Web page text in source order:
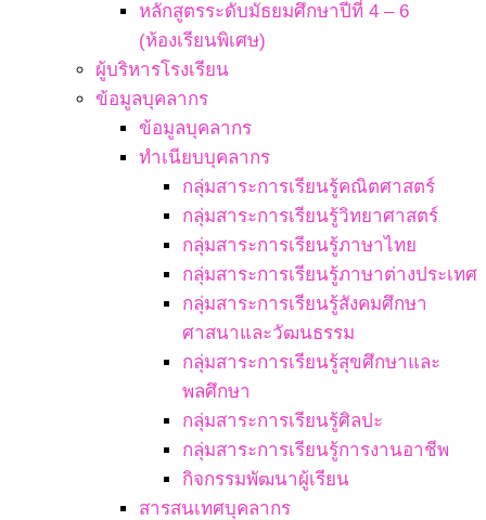
หลักสูตรระดับมัธยมศึกษาปีที่ 4 – 6
(ห้องเรียนพิเศษ)
ผู้บริหารโรงเรียน
ข้อมูลบุคลากร
ข้อมูลบุคลากร
ทำเนียบบุคลากร
กลุ่มสาระการเรียนรู้คณิตศาสตร์
กลุ่มสาระการเรียนรู้วิทยาศาสตร์
กลุ่มสาระการเรียนรู้ภาษาไทย
กลุ่มสาระการเรียนรู้ภาษาต่างประเทศ
กลุ่มสาระการเรียนรู้สังคมศึกษา
ศาสนาและวัฒนธรรม
กลุ่มสาระการเรียนรู้สุขศึกษาและ
พลศึกษา
กลุ่มสาระการเรียนรู้ศิลปะ
กลุ่มสาระการเรียนรู้การงานอาชีพ
กิจกรรมพัฒนาผู้เรียน
สารสนเทศบุคลากร